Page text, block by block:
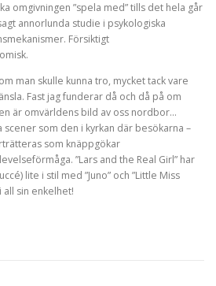
omgivningen ”spela med” tills det hela går
annorlunda studie i psykologiska
Försiktigt
man skulle kunna tro, mycket tack vare
Fast jag funderar då och då på om
är omvärldens bild av oss nordbor…
scener som den i kyrkan där besökarna –
som knäppgökar
”Lars and the Real Girl” har
lite i stil med ”Juno” och ”Little Miss
all sin enkelhet!